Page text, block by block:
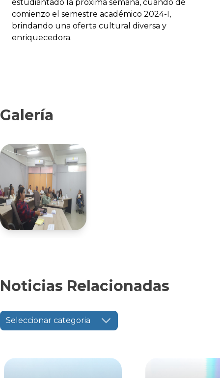
estudiantado la próxima semana, cuando dé
comienzo el semestre académico 2024-I,
brindando una oferta cultural diversa y
enriquecedora.
Galería
Noticias Relacionadas
Seleccionar categoria